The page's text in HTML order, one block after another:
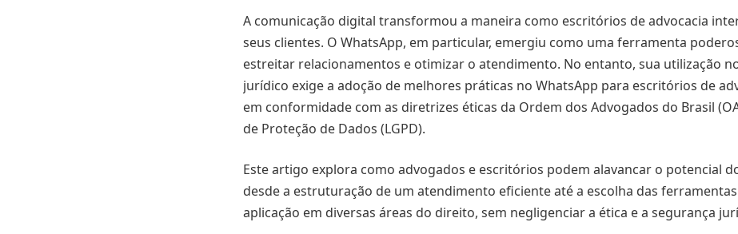
Gestão de tempo e SLA (Service Level Agreement)
O papel dos dados na tomada de decisão
Conclusão e próximos passos para o seu escritório
A comunicação digital transformou a maneira como escritórios de advocacia
seus clientes. O WhatsApp, em particular, emergiu como uma ferramenta
estreitar relacionamentos e otimizar o atendimento. No entanto, sua utilização
jurídico exige a adoção de melhores práticas no WhatsApp para escritórios de
em conformidade com as diretrizes éticas da Ordem dos Advogados do Brasil
de Proteção de Dados (LGPD).
Este artigo explora como advogados e escritórios podem alavancar o potencial
desde a estruturação de um atendimento eficiente até a escolha das
aplicação em diversas áreas do direito, sem negligenciar a ética e a segurança